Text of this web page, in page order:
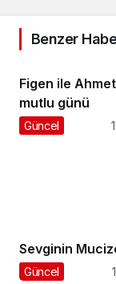
Benzer
Figen ile
mutlu günü
Güncel
Sevginin
Güncel